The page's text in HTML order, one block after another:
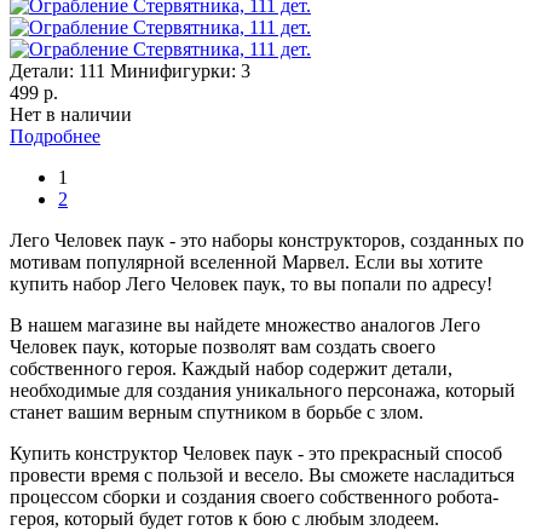
Детали: 111 Минифигурки: 3
499 р.
Нет в наличии
Подробнее
1
2
Лего Человек паук - это наборы конструкторов, созданных по
мотивам популярной вселенной Марвел. Если вы хотите
купить набор Лего Человек паук, то вы попали по адресу!
В нашем магазине вы найдете множество аналогов Лего
Человек паук, которые позволят вам создать своего
собственного героя. Каждый набор содержит детали,
необходимые для создания уникального персонажа, который
станет вашим верным спутником в борьбе с злом.
Купить конструктор Человек паук - это прекрасный способ
провести время с пользой и весело. Вы сможете насладиться
процессом сборки и создания своего собственного робота-
героя, который будет готов к бою с любым злодеем.